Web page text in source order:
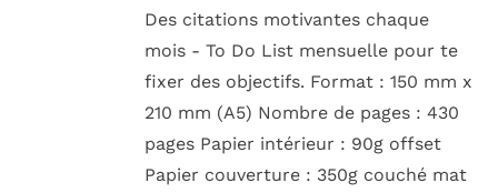
Des citations motivantes chaque
mois - To Do List mensuelle pour te
fixer des objectifs. Format : 150 mm x
210 mm (A5) Nombre de pages : 430
pages Papier intérieur : 90g offset
Papier couverture : 350g couché mat